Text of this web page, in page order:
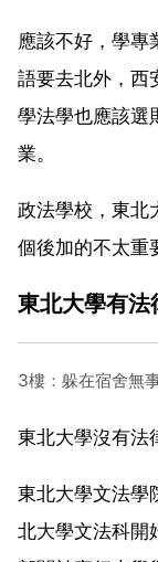
應該不好，學專
語要去北外，西
學法學也應該選
業。
政法學校，東北
個後加的不太重
東北大學有法
3樓：躲在宿舍無
東北大學沒有法
東北大學文法
北大學文法科